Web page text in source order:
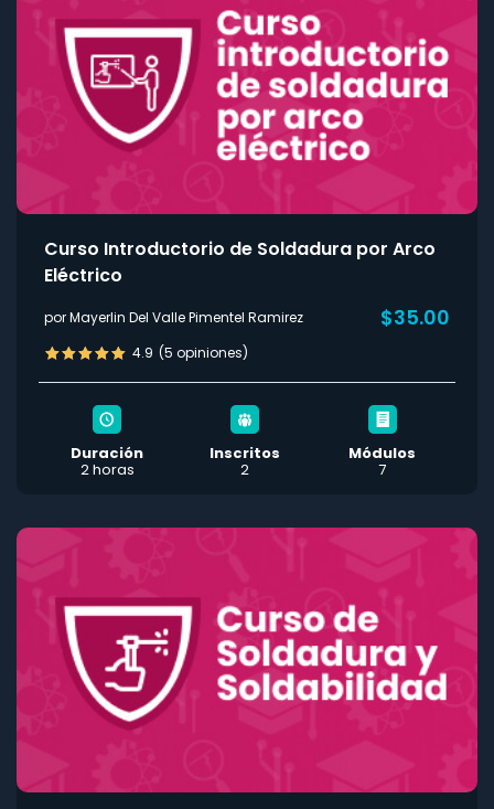
Curso Introductorio de Soldadura por Arco
Eléctrico
por Mayerlin Del Valle Pimentel Ramirez $35.00
4.9 (5 opiniones)
Duración
2 horas
Inscritos
2
Módulos
7